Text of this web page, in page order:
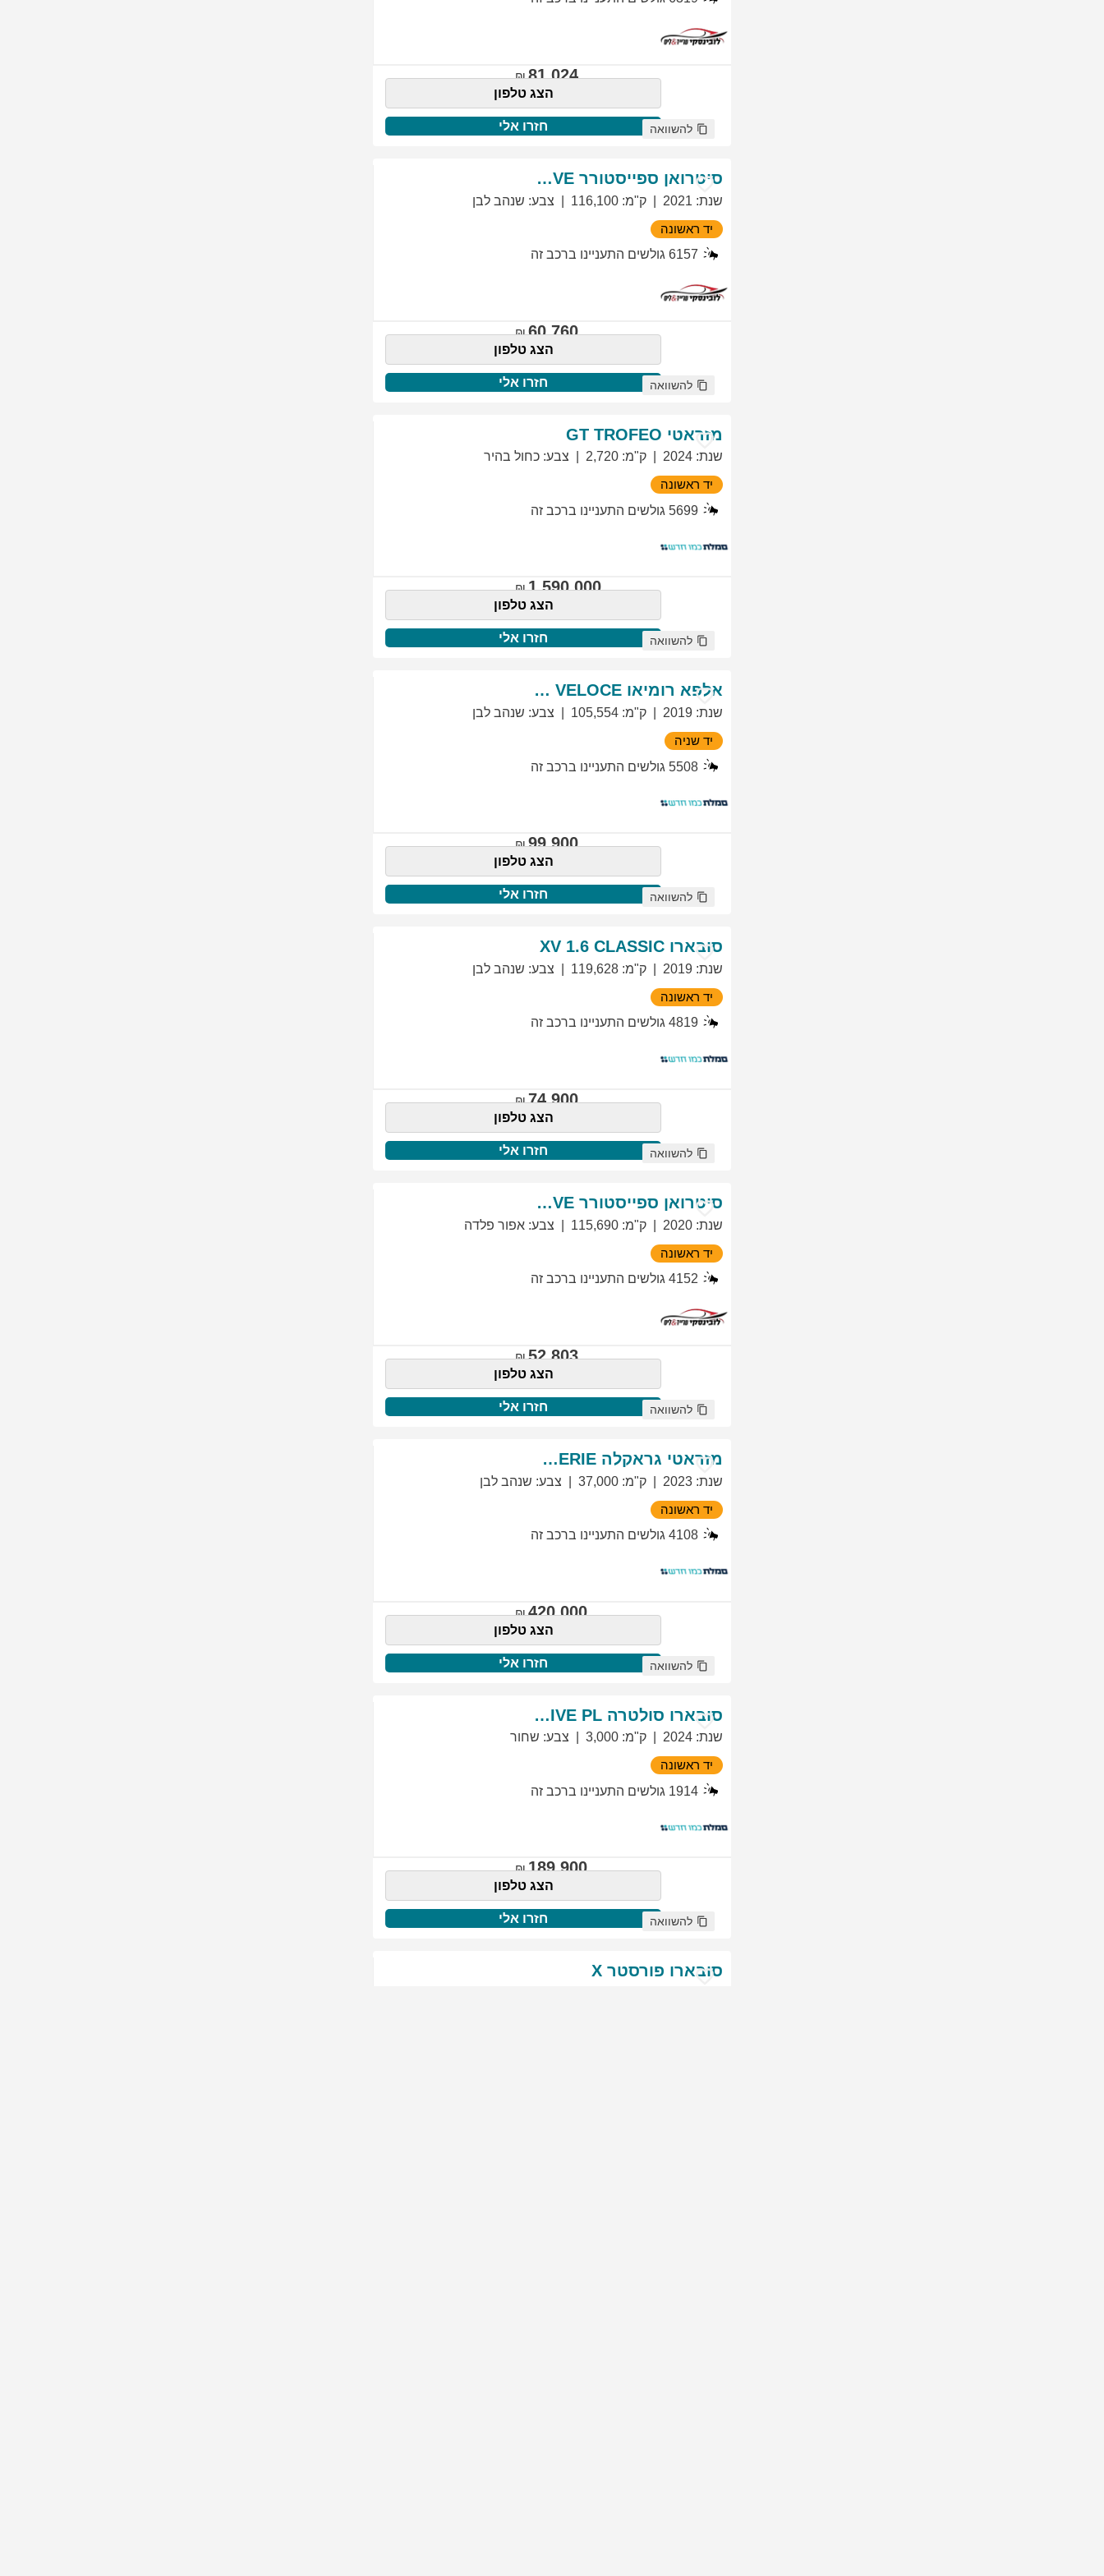
81,024
הצג טלפון
חזרו אלי להשוואה
סיטרואן ספייסטורר EXCLUSIVE
שנת:
2021 ק"מ:
116,100 צבע: שנהב לבן
יד ראשונה
6157 גולשים התעניינו ברכב זה
60,760
הצג טלפון
חזרו אלי להשוואה
מזראטי GT TROFEO
שנת:
2024 ק"מ:
2,720 צבע: כחול בהיר
יד ראשונה
5699 גולשים התעניינו ברכב זה
1,590,000
הצג טלפון
חזרו אלי להשוואה
אלפא רומיאו GIULIETTA VELOCE
שנת:
2019 ק"מ:
105,554 צבע: שנהב לבן
יד שניה
5508 גולשים התעניינו ברכב זה
99,900
הצג טלפון
חזרו אלי להשוואה
סובארו XV 1.6 CLASSIC
שנת:
2019 ק"מ:
119,628 צבע: שנהב לבן
יד ראשונה
4819 גולשים התעניינו ברכב זה
74,900
הצג טלפון
חזרו אלי להשוואה
סיטרואן ספייסטורר EXCLUSIVE
שנת:
2020 ק"מ:
115,690 צבע: אפור פלדה
יד ראשונה
4152 גולשים התעניינו ברכב זה
52,803
הצג טלפון
חזרו אלי להשוואה
מזראטי גראקלה PRIMASERIE
שנת:
2023 ק"מ:
37,000 צבע: שנהב לבן
יד ראשונה
4108 גולשים התעניינו ברכב זה
420,000
הצג טלפון
חזרו אלי להשוואה
סובארו סולטרה EXCLUSIVE PL
שנת:
2024 ק"מ:
3,000 צבע: שחור
יד ראשונה
1914 גולשים התעניינו ברכב זה
189,900
הצג טלפון
חזרו אלי להשוואה
סובארו פורסטר X